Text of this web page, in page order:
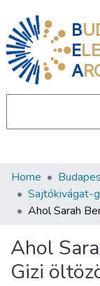
B
E
A
Communities &
All of DSpace
About us
Home
Sajtókivágat-
Ahol
Gizi